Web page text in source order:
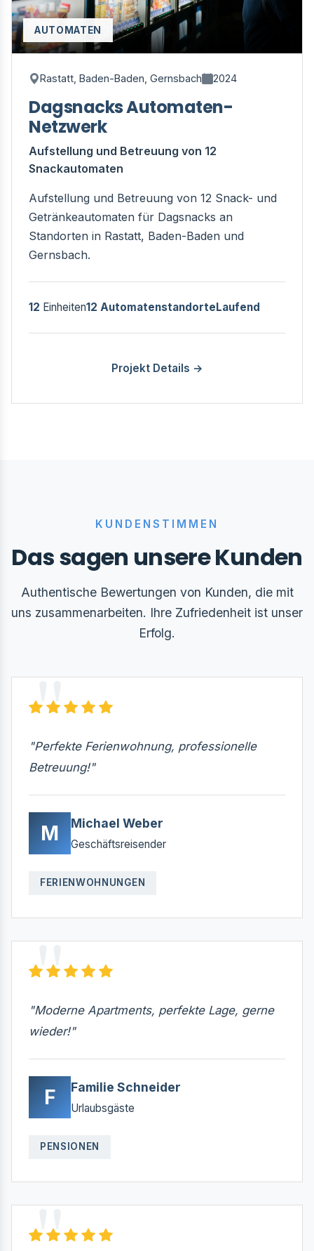
AUTOMATEN
Rastatt, Baden-Baden, Gernsbach 2024
Dagsnacks Automaten-
Netzwerk
Aufstellung und Betreuung von 12
Snackautomaten
Aufstellung und Betreuung von 12 Snack- und
Getränkeautomaten für Dagsnacks an
Standorten in Rastatt, Baden-Baden und
Gernsbach.
12 Einheiten12 AutomatenstandorteLaufend
Projekt Details →
KUNDENSTIMMEN
Das sagen unsere Kunden
Authentische Bewertungen von Kunden, die mit
uns zusammenarbeiten. Ihre Zufriedenheit ist unser
Erfolg.
"Perfekte Ferienwohnung, professionelle
Betreuung!"
M Michael Weber
Geschäftsreisender
FERIENWOHNUNGEN
"Moderne Apartments, perfekte Lage, gerne
wieder!"
F Familie Schneider
Urlaubsgäste
PENSIONEN